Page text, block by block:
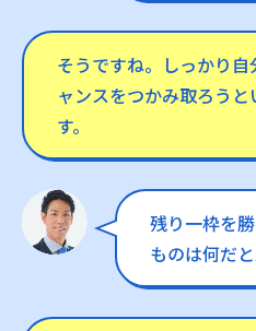
そうですね。しっかり自
ャンスをつかみ取ろうと
す。
残り一枠を
ものは何だ